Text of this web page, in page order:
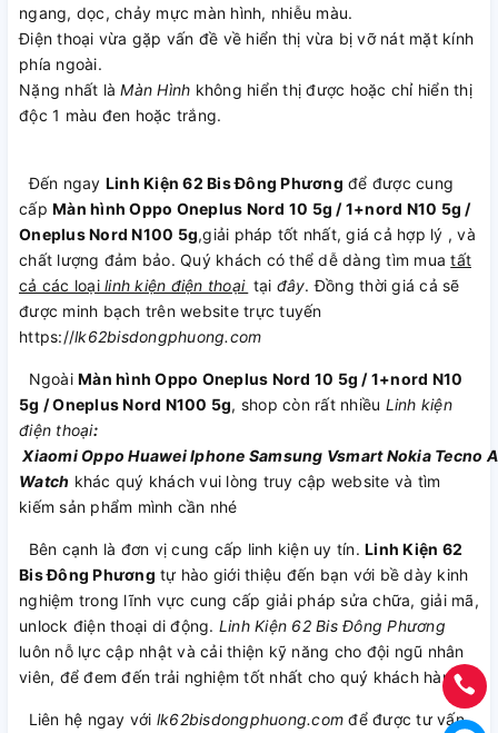
ngang, dọc, chảy mực màn hình, nhiễu màu.
Điện thoại vừa gặp vấn đề về hiển thị vừa bị vỡ nát mặt kính
phía ngoài.
Nặng nhất làMàn Hình không hiển thị được hoặc chỉ hiển thị
độc 1 màu đen hoặc trắng.
Đến ngay Linh Kiện 62 Bis Đông Phương để được cung
cấp Màn hình Oppo Oneplus Nord 10 5g / 1+nord N10 5g /
Oneplus Nord N100 5g,giải pháp tốt nhất, giá cả hợp lý , và
chất lượng đảm bảo. Quý khách có thể dễ dàng tìm muatất
cả các loại linh kiện điện thoại tại đây. Đồng thời giá cả sẽ
được minh bạch trên website trực tuyến
https://lk62bisdongphuong.com
Ngoài Màn hình Oppo Oneplus Nord 10 5g / 1+nord N10
5g / Oneplus Nord N100 5g, shop còn rất nhiều Linh kiện
điện thoại:
Xiaomi Oppo HuaweiIphone Samsung Vsmart Nokia Tecno
Watch khác quý khách vui lòng truy cập website và tìm
kiếm sản phẩm mình cần nhé
Bên cạnh là đơn vị cung cấp linh kiện uy tín. Linh Kiện 62
Bis Đông Phương tự hào giới thiệu đến bạn với bề dày kinh
nghiệm trong lĩnh vực cung cấp giải pháp sửa chữa, giải mã,
unlock điện thoại di động. Linh Kiện 62 Bis Đông Phương
luôn nỗ lực cập nhật và cải thiện kỹ năng cho đội ngũ nhân
viên, để đem đến trải nghiệm tốt nhất cho quý khách hàng.
Liên hệ ngay với lk62bisdongphuong.com để được tư vấn